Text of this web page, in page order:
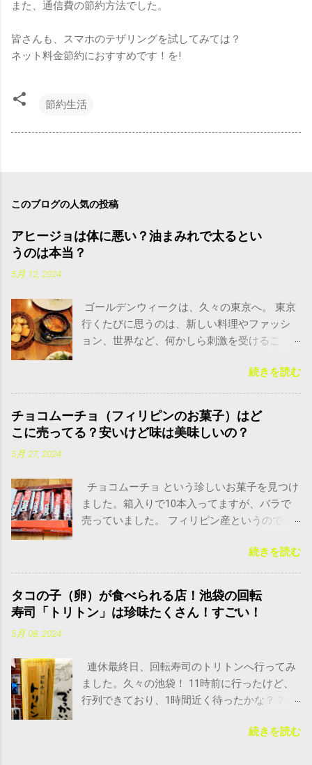
また、通信費の節約方法でした。
皆さんも、スマホのテザリングを試してみては？
ネット料金節約におすすめです！を!
節約生活
このブログの人気の投稿
アヒージョは体に悪い？油まみれで太るとい
うのは本当？
5月 12, 2024
ゴールデンウィークは、久々の東京へ。 東京
行くたびに思うのは、新しい料理やファッシ
ョン、世界など、何かしら刺激を受けるこ
た素敵なイタリアンレストランで出会ったあ
るメニュー。 アヒージョ という料理です！ ア
ヒージョは体に良い？悪い？油がもったいな
いから全部飲むのは大丈夫？ こちらがアヒー
ジョ。油まみれで、最初見たときはちょっと
んな味？ アヒージョ というのは、わたしも聞
いたことはあったのですが、どんな料理かと
いうとあまり思いつきませんでした。 普段住
レなイタリアンレストランはありません。サ
イゼリヤとかチェーン店はありますが。 サイ
ゼリヤにアヒージョがあったかどうかは知り
ませんが、私はいつも、定番のパスタやピ
ルたっぷり入った鉄鍋があります。左側に
は、カリカリに焼いたフランスパン。 どこの
国の料理かというと、イタリアン専門のレス
トランで食べたので、イタリア料理というこ
とですね。 このパンをたっぷり入ったオイル
続きを読む
チョコムーチョ（フィリピンのお菓子）はど
こに売ってる？安いけど味は美味しいの？
5月 27, 2024
チョコムーチョ という珍しいお菓子を見つけ
ました。箱入りで10本入ってますが、バラで
売っていました。 フィリピン産というのでち
で買ってみることに。 フィリピンに限らず、
輸入物のお菓子は、日本人の口に合わない場
合がけっこうあるので、こちらも不安だった
のですが、気になるお味は？ チョコムーチョ
は美味しい？まずい？日本ではどこで買え
です。最近はもっと上がってるかもしれませ
んが。 メルでは、10個入りで1000円（送料
込）ほどで売れていたので、日本では、一本
気になるのはフィリピン産ということ。前に
続きを読む
タコの子（卵）が食べられる店！池袋の回転
寿司「トリトン」は珍味たくさん！すごい！
5月 08, 2024
連休最終日、回転寿司のトリトンへ行ってみ
ました。久々の池袋！ 11時前に行ったけど、
行列できており、1時間近く待ったかな？？高
はどうなんだろー？？ 東京でタコの卵(外子)が
続きを読む